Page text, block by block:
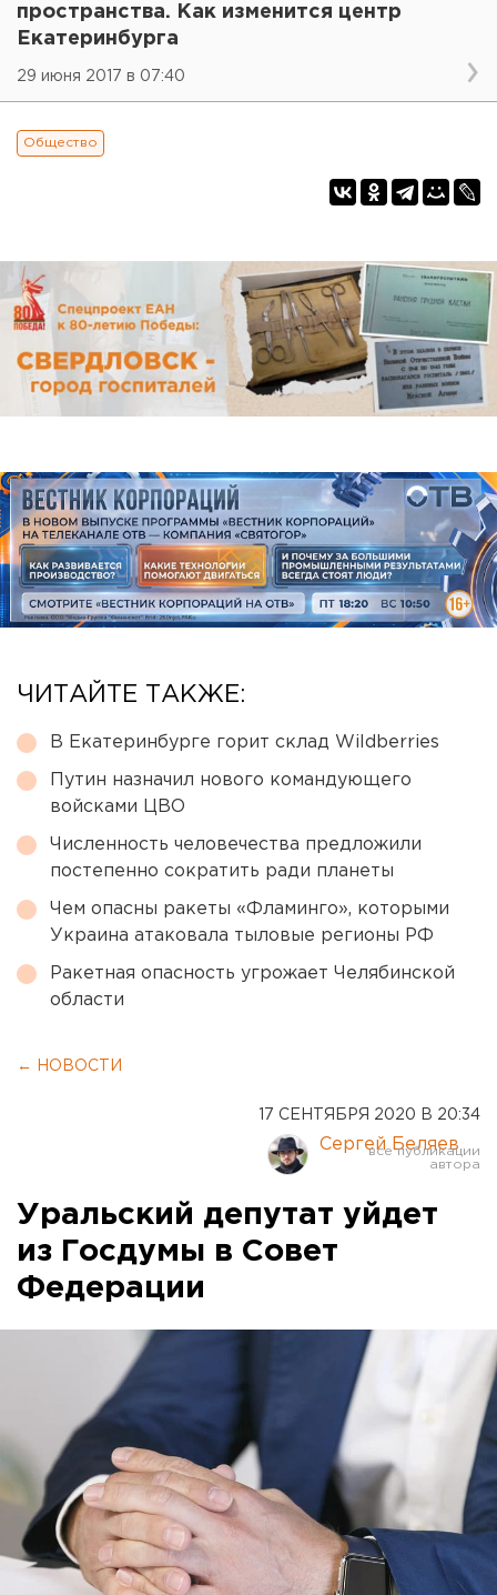
пространства. Как изменится центр
Екатеринбурга
29 июня 2017 в 07:40
Общество
ЧИТАЙТЕ ТАКЖЕ:
В Екатеринбурге горит склад Wildberries
Путин назначил нового командующего
войсками ЦВО
Численность человечества предложили
постепенно сократить ради планеты
Чем опасны ракеты «Фламинго», которыми
Украина атаковала тыловые регионы РФ
Ракетная опасность угрожает Челябинской
области
← НОВОСТИ
17 СЕНТЯБРЯ 2020 В 20:34
Сергей Беляев
Уральский депутат уйдет
из Госдумы в Совет
Федерации